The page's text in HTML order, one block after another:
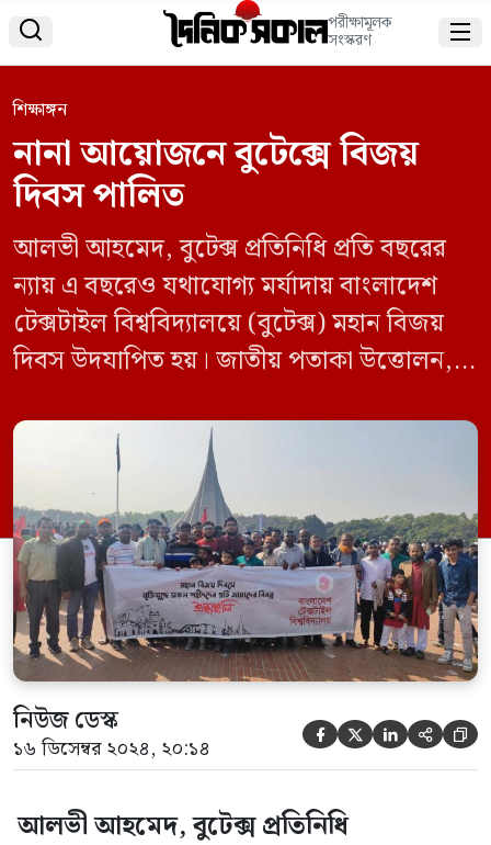
 পরীক্ষামূলক
সংস্করণ 
শিক্ষাঙ্গন
নানা আয়োজনে বুটেক্সে বিজয়
দিবস পালিত
আলভী আহমেদ, বুটেক্স প্রতিনিধি প্রতি বছরের
ন্যায় এ বছরেও যথাযোগ্য মর্যাদায় বাংলাদেশ
টেক্সটাইল বিশ্ববিদ্যালয়ে (বুটেক্স) মহান বিজয়
দিবস উদযাপিত হয়। জাতীয় পতাকা উত্তোলন,
ফুটবল টুর্নামেন্ট, শিক্ষক-কর্মকর্তা-কর্মচারীদের
প্রীতি ফুটবল ম্যাচ, সকল হলে শহীদদের স্মরণে
বিশেষ দোয়া-মোনাজাতসহ নানা কর্মসূচিতে
বুটেক্সে মহান বিজয় দিবস উদযাপন করা হয়েছে।
সোমবার (১৬ ডিসেম্বর) বিজয় দিবসের দিন […]
নিউজ ডেস্ক
১৬ ডিসেম্বর ২০২৪, ২০:১৪     
আলভী আহমেদ, বুটেক্স প্রতিনিধি